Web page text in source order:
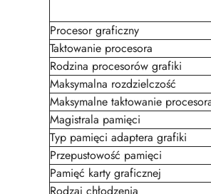
Procesor graficzny
Taktowanie procesora
Rodzina procesorów grafiki
Maksymalna rozdzielczość
Maksymalne taktowanie
Magistrala pamięci
Typ pamięci adaptera grafiki
Przepustowość pamięci
Pamięć karty graficznej